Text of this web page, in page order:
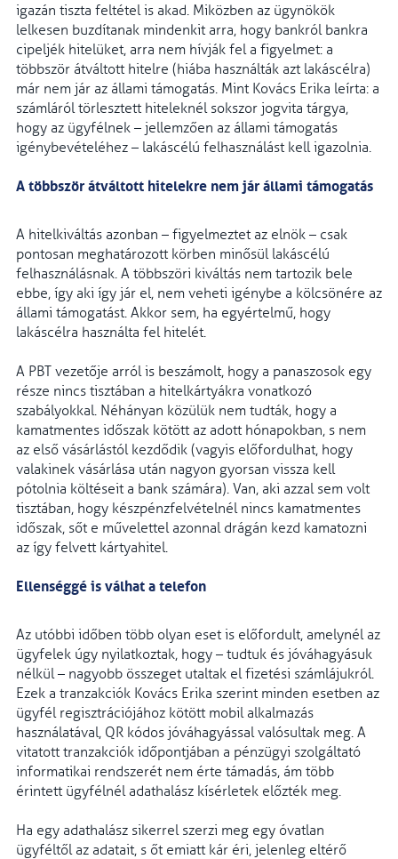
igazán tiszta feltétel is akad. Miközben az ügynökök
lelkesen buzdítanak mindenkit arra, hogy bankról bankra
cipeljék hitelüket, arra nem hívják fel a figyelmet: a
többször átváltott hitelre (hiába használták azt lakáscélra)
már nem jár az állami támogatás. Mint Kovács Erika leírta: a
számláról törlesztett hiteleknél sokszor jogvita tárgya,
hogy az ügyfélnek – jellemzően az állami támogatás
igénybevételéhez – lakáscélú felhasználást kell igazolnia.
A többször átváltott hitelekre nem jár állami támogatás
A hitelkiváltás azonban – figyelmeztet az elnök – csak
pontosan meghatározott körben minősül lakáscélú
felhasználásnak. A többszöri kiváltás nem tartozik bele
ebbe, így aki így jár el, nem veheti igénybe a kölcsönére az
állami támogatást. Akkor sem, ha egyértelmű, hogy
lakáscélra használta fel hitelét.
A PBT vezetője arról is beszámolt, hogy a panaszosok egy
része nincs tisztában a hitelkártyákra vonatkozó
szabályokkal. Néhányan közülük nem tudták, hogy a
kamatmentes időszak kötött az adott hónapokban, s nem
az első vásárlástól kezdődik (vagyis előfordulhat, hogy
valakinek vásárlása után nagyon gyorsan vissza kell
pótolnia költéseit a bank számára). Van, aki azzal sem volt
tisztában, hogy készpénzfelvételnél nincs kamatmentes
időszak, sőt e művelettel azonnal drágán kezd kamatozni
az így felvett kártyahitel.
Ellenséggé is válhat a telefon
Az utóbbi időben több olyan eset is előfordult, amelynél az
ügyfelek úgy nyilatkoztak, hogy – tudtuk és jóváhagyásuk
nélkül – nagyobb összeget utaltak el fizetési számlájukról.
Ezek a tranzakciók Kovács Erika szerint minden esetben az
ügyfél regisztrációjához kötött mobil alkalmazás
használatával, QR kódos jóváhagyással valósultak meg. A
vitatott tranzakciók időpontjában a pénzügyi szolgáltató
informatikai rendszerét nem érte támadás, ám több
érintett ügyfélnél adathalász kísérletek előzték meg.
Ha egy adathalász sikerrel szerzi meg egy óvatlan
ügyféltől az adatait, s őt emiatt kár éri, jelenleg eltérő